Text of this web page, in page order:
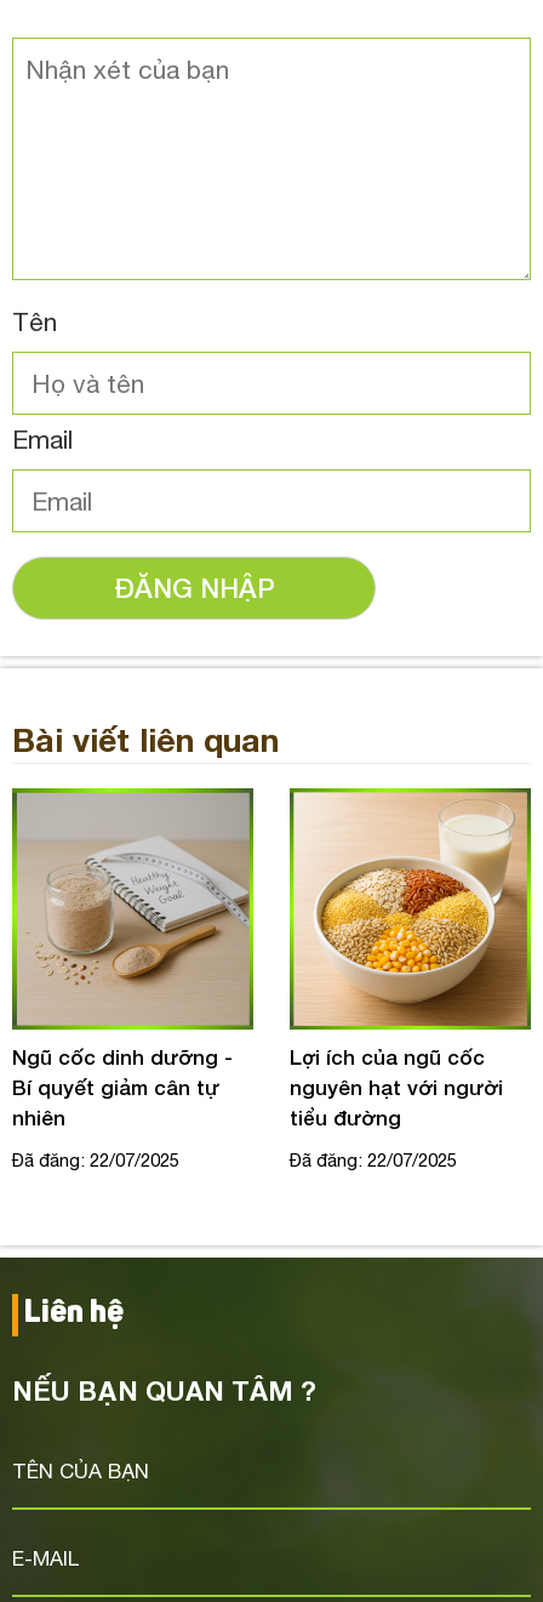
Tên
Email
ĐĂNG NHẬP
Bài viết liên quan
Ngũ cốc dinh dưỡng -
Bí quyết giảm cân tự
nhiên
Đã đăng: 22/07/2025
Lợi ích của ngũ cốc
nguyên hạt với người
tiểu đường
Đã đăng: 22/07/2025
Liên hệ
NẾU BẠN QUAN TÂM ?